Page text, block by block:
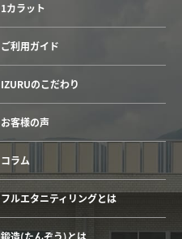
1カラット
ご利用ガイド
IZURUのこだわり
お客様の声
コラム
フルエタニティリングとは